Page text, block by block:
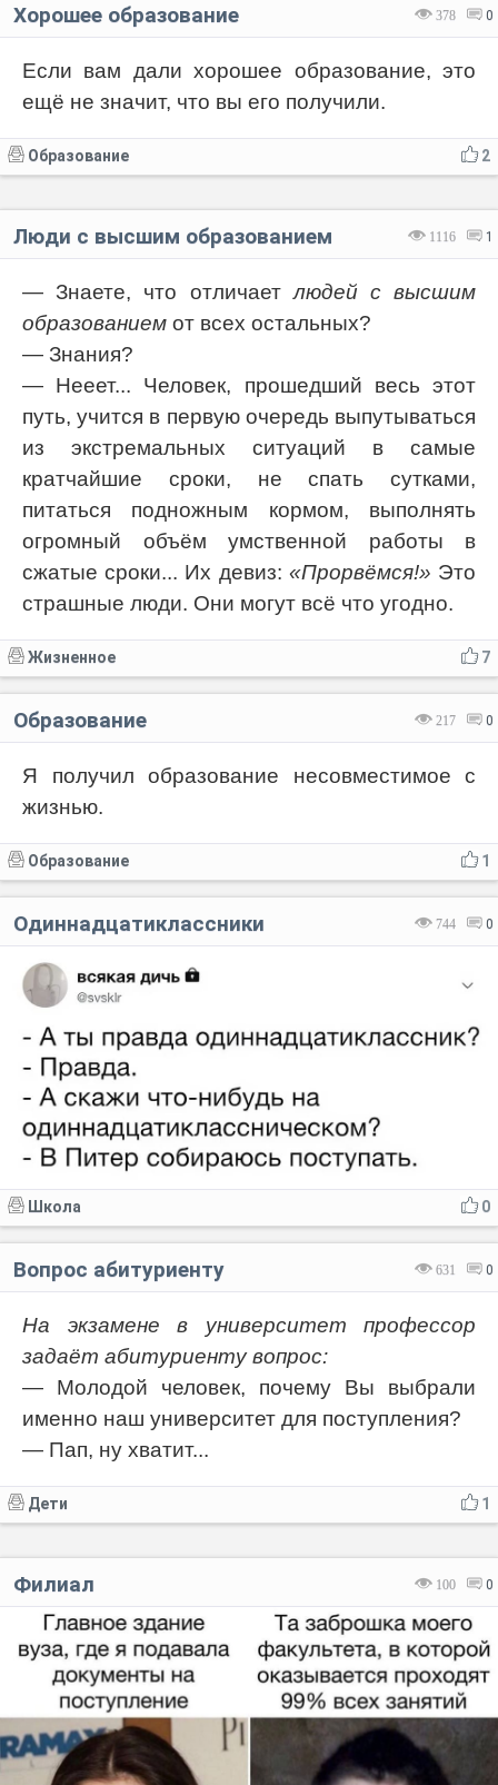
378 0
Хорошее образование
Если вам дали хорошее образование, это
ещё не значит, что вы его получили.
2
Образование
1116 1
Люди с высшим образованием
— Знаете, что отличаетлюдей с высшим
образованием от всех остальных?
— Знания?
— Нееет... Человек, прошедший весь этот
путь, учится в первую очередь выпутываться
из экстремальных ситуаций в самые
кратчайшие сроки, не спать сутками,
питаться подножным кормом, выполнять
огромный объём умственной работы в
сжатые сроки... Их девиз: «Прорвёмся!» Это
страшные люди. Они могут всё что угодно.
7
Жизненное
217 0
Образование
Я получил образование несовместимое с
жизнью.
1
Образование
744 0
Одиннадцатиклассники
0
Школа
631 0
Вопрос абитуриенту
На экзамене в университет профессор
задаёт абитуриенту вопрос:
— Молодой человек, почему Вы выбрали
именно наш университет для поступления?
— Пап, ну хватит...
1
Дети
100 0
Филиал